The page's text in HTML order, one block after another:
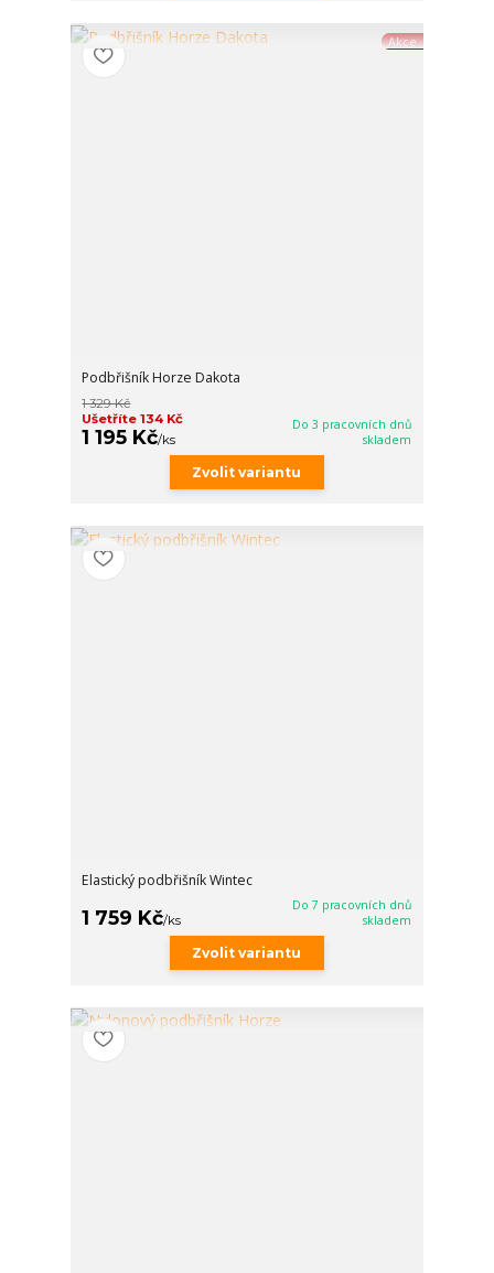
Akce
Podbřišník Horze Dakota
1 329 Kč
Ušetříte 134 Kč
1 195 Kč/ks
Do 3 pracovních dnů
skladem
Zvolit variantu
Elastický podbřišník Wintec
1 759 Kč/ks
Do 7 pracovních dnů
skladem
Zvolit variantu